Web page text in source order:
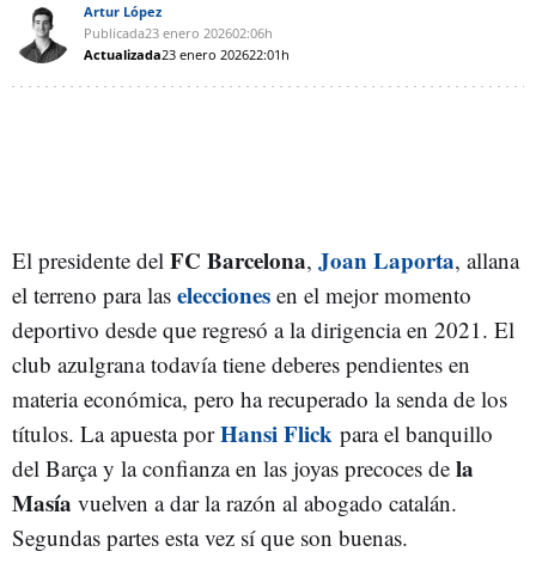
Artur López
Publicada23 enero 202602:06h
Actualizada23 enero 202622:01h
El presidente del FC Barcelona, Joan Laporta, allana
el terreno para las elecciones en el mejor momento
deportivo desde que regresó a la dirigencia en 2021. El
club azulgrana todavía tiene deberes pendientes en
materia económica, pero ha recuperado la senda de los
títulos. La apuesta porHansi Flick para el banquillo
del Barça y la confianza en las joyas precoces de la
Masía vuelven a dar la razón al abogado catalán.
Segundas partes esta vez sí que son buenas.